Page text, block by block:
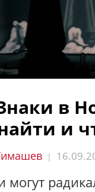
в
и
|
могут